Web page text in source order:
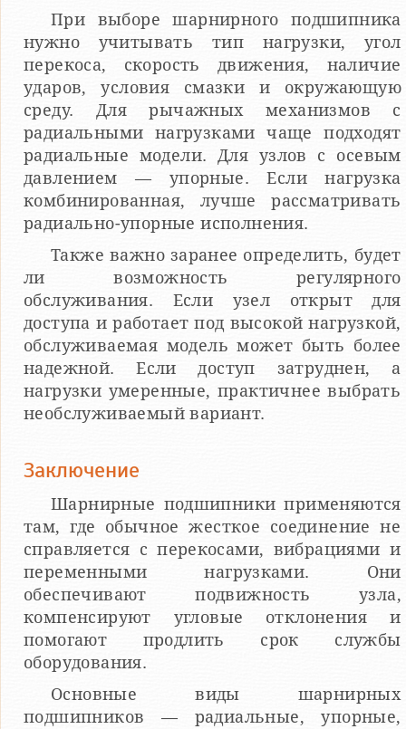
При выборе шарнирного подшипника
нужно учитывать тип нагрузки, угол
перекоса, скорость движения, наличие
ударов, условия смазки и окружающую
среду. Для рычажных механизмов с
радиальными нагрузками чаще подходят
радиальные модели. Для узлов с осевым
давлением — упорные. Если нагрузка
комбинированная, лучше рассматривать
радиально-упорные исполнения.
Также важно заранее определить, будет
ли возможность регулярного
обслуживания. Если узел открыт для
доступа и работает под высокой нагрузкой,
обслуживаемая модель может быть более
надежной. Если доступ затруднен, а
нагрузки умеренные, практичнее выбрать
необслуживаемый вариант.
Заключение
Шарнирные подшипники применяются
там, где обычное жесткое соединение не
справляется с перекосами, вибрациями и
переменными нагрузками. Они
обеспечивают подвижность узла,
компенсируют угловые отклонения и
помогают продлить срок службы
оборудования.
Основные виды шарнирных
подшипников — радиальные, упорные,